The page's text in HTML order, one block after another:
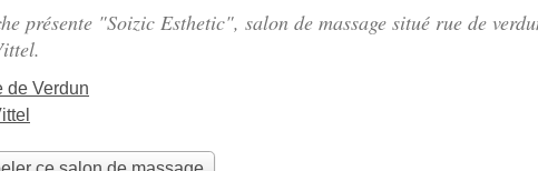
présente "Soizic Esthetic", salon de massage situé rue de
de Verdun